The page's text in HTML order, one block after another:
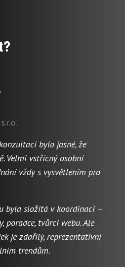
bylo jasné, že
Velmi vstřícný osobní
vždy s vysvětlením pro
byla složitá v koordinaci –
poradce, tvůrci webu. Ale
je zdařilý, reprezentativní
trendům.